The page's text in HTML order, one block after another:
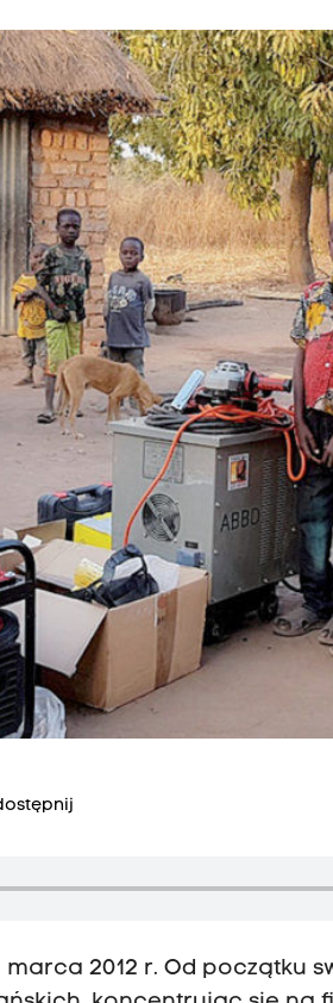
2012 r. Od początku